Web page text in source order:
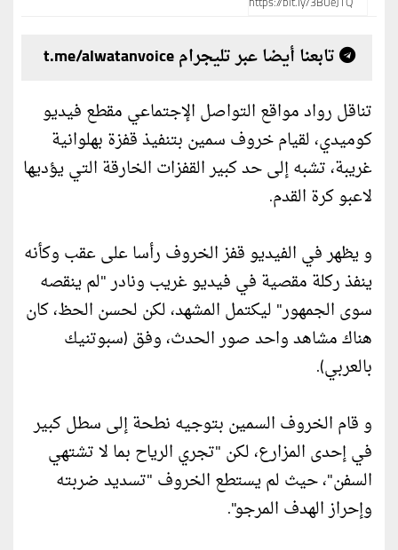
تابعنا أيضا عبر تليجرام t.me/alwatanvoice
تناقل رواد مواقع التواصل الإجتماعي مقطع فيديو
كوميدي، لقيام خروف سمين بتنفيذ قفزة بهلوانية
غريبة، تشبه إلى حد كبير القفزات الخارقة التي يؤديها
لاعبو كرة القدم.
و يظهر في الفيديو قفز الخروف رأسا على عقب وكأنه
ينفذ ركلة مقصية في فيديو غريب ونادر "لم ينقصه
سوى الجمهور" ليكتمل المشهد، لكن لحسن الحظ، كان
هناك مشاهد واحد صور الحدث، وفق (سبوتنيك
بالعربي).
و قام الخروف السمين بتوجيه نطحة إلى سطل كبير
في إحدى المزارع، لكن "تجري الرياح بما لا تشتهي
السفن"، حيث لم يستطع الخروف "تسديد ضربته
وإحراز الهدف المرجو".